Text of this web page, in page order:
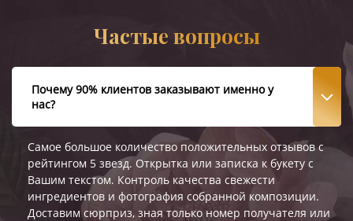
Частые вопросы
Почему 90% клиентов заказывают именно у
нас?
Самое большое количество положительных отзывов с
рейтингом 5 звезд. Открытка или записка к букету с
Вашим текстом. Контроль качества свежести
ингредиентов и фотография собранной композиции.
Доставим сюрприз, зная только номер получателя или